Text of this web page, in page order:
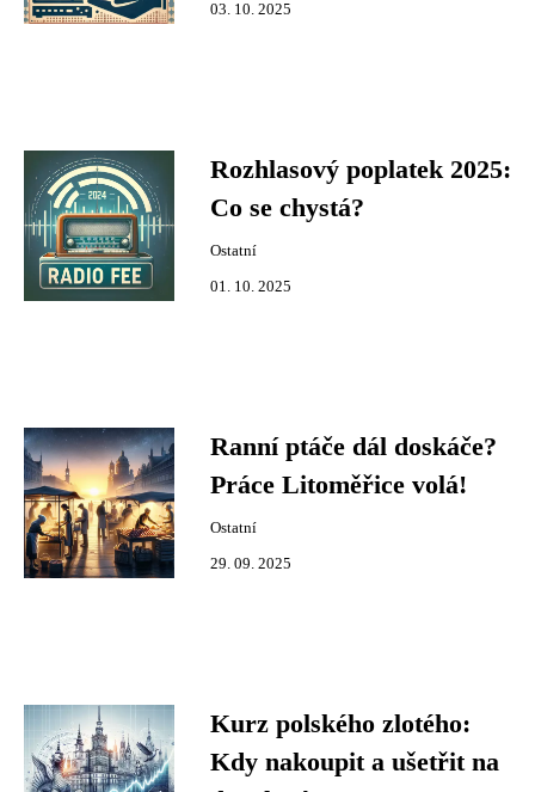
03. 10. 2025
Rozhlasový poplatek 2025:
Co se chystá?
Ostatní
01. 10. 2025
Ranní ptáče dál doskáče?
Práce Litoměřice volá!
Ostatní
29. 09. 2025
Kurz polského zlotého:
Kdy nakoupit a ušetřit na